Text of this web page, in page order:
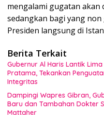
mengalami gugatan
sedangkan bagi yang
Presiden langsung di
Berita Terkait
Gubernur Al Haris Lantik
Pratama, Tekankan
Integritas
Dampingi Wapres Gibran,
Baru dan Tambahan Dokter
Mattaher